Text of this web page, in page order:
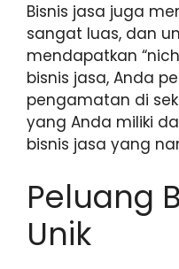
Bisnis jasa juga
sangat luas, dan
mendapatkan
bisnis jasa, Anda
pengamatan di
yang Anda miliki
bisnis jasa yang
Peluang
Unik